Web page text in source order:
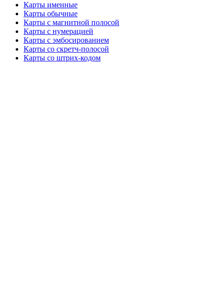
Карты именные
Карты обычные
Карты с магнитной полосой
Карты с нумерацией
Карты с эмбосированием
Карты со скретч-полосой
Карты со штрих-кодом